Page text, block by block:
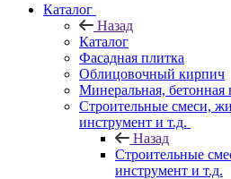
Каталог
Назад
Каталог
Фасадная плитка
Облицовочный кирпич
Минеральная, бетонная
Строительные смеси,
инструмент и т.д.
Назад
Строительные
инструмент и т.д.